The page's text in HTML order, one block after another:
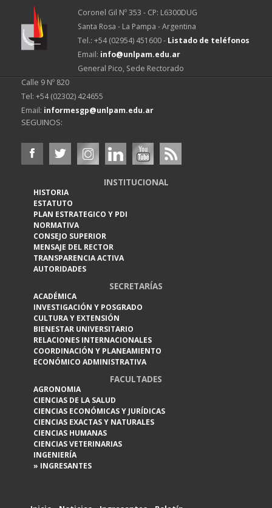
Coronel Gil Nº 353 - CP: L6300DUG
Santa Rosa - La Pampa - Argentina
Tel.: +54 (02954) 451600 - Listado de teléfonos
Email: info@unlpam.edu.ar
General Pico, Sede Rectorado
Calle 9 Nº 820
Tel: +54 (02302) 424655
Email: informesgp@unlpam.edu.ar
SEGUINOS:
INSTITUCIONAL
HISTORIA
ESTATUTO
PLAN ESTRATEGICO Y PDI
NORMATIVA
CONSEJO SUPERIOR
MENSAJE DEL RECTOR
TRANSPARENCIA ACTIVA
AUTORIDADES
SECRETARÍAS
ACADÉMICA
INVESTIGACIÓN Y POSGRADO
CULTURA Y EXTENSIÓN
BIENESTAR UNIVERSITARIO
RELACIONES INTERNACIONALES
COORDINACIÓN Y PLANEAMIENTO
ECONÓMICO ADMINISTRATIVA
FACULTADES
AGRONOMIA
CIENCIAS DE LA SALUD
CIENCIAS ECONÓMICAS Y JURÍDICAS
CIENCIAS EXACTAS Y NATURALES
CIENCIAS HUMANAS
CIENCIAS VETERINARIAS
INGENIERÍA
» INGRESANTES